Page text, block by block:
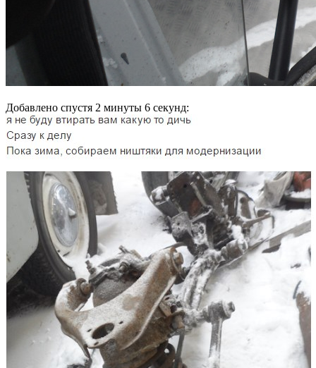
Добавлено спустя 2 минуты 6 секунд: